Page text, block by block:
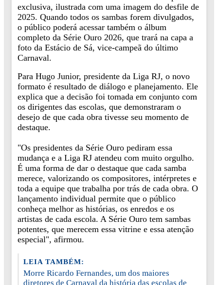
exclusiva, ilustrada com uma imagem do desfile de
2025. Quando todos os sambas forem divulgados,
o público poderá acessar também o álbum
completo da Série Ouro 2026, que trará na capa a
foto da Estácio de Sá, vice-campeã do último
Carnaval.
Para Hugo Junior, presidente da Liga RJ, o novo
formato é resultado de diálogo e planejamento. Ele
explica que a decisão foi tomada em conjunto com
os dirigentes das escolas, que demonstraram o
desejo de que cada obra tivesse seu momento de
destaque.
"Os presidentes da Série Ouro pediram essa
mudança e a Liga RJ atendeu com muito orgulho.
É uma forma de dar o destaque que cada samba
merece, valorizando os compositores, intérpretes e
toda a equipe que trabalha por trás de cada obra. O
lançamento individual permite que o público
conheça melhor as histórias, os enredos e os
artistas de cada escola. A Série Ouro tem sambas
potentes, que merecem essa vitrine e essa atenção
especial", afirmou.
LEIA TAMBÉM:
Morre Ricardo Fernandes, um dos maiores
diretores de Carnaval da história das escolas de